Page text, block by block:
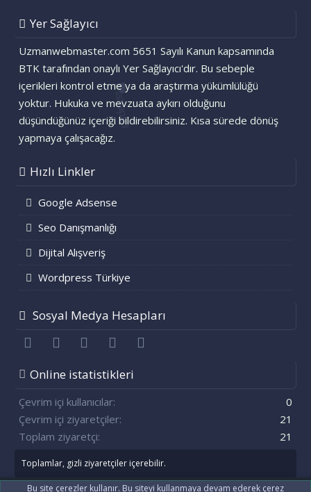
Yer Sağlayıcı
Uzmanwebmaster.com 5651 Sayılı Kanun kapsamında
BTK tarafından onaylı Yer Sağlayıcı'dır. Bu sebeple
içerikleri kontrol etme ya da araştırma yükümlülüğü
yoktur. Hukuka ve mevzuata aykırı olduğunu
düşündüğünüz içeriği bildirebilirsiniz. Kısa sürede dönüş
yapmaya çalışacağız.
Hızlı Linkler
Google Adsense
Seo Danışmanlığı
Dijital Alışveriş
Wordpress Türkiye
Sosyal Medya Hesapları
FacebookTwitter youtubeBize ulaşın
Online istatistikleri
Çevrim içi kullanıcılar
0
Çevrim içi ziyaretçiler
21
Toplam ziyaretçi
21
Toplamlar, gizli ziyaretçiler içerebilir.
Bu site çerezler kullanır. Bu siteyi kullanmaya devam ederek çerez